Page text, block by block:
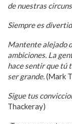
de nuestras
Siempre es
Mantente alejado
ambiciones. La
hace sentir que tú
ser grande.(Mark
Sigue tus
Thackeray)